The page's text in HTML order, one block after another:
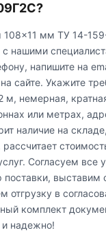
108×11 мм ТУ 14-
нашими
напишите на
сайте. Укажите
м, немерная,
или метрах,
наличие на
Согласуем все
выставим
отгрузку в
комплект
надежно!